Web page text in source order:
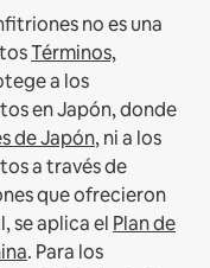
no es una
Términos,
a los
en Japón, donde
de Japón, ni a los
a través de
que ofrecieron
se aplica el Plan de
. Para los